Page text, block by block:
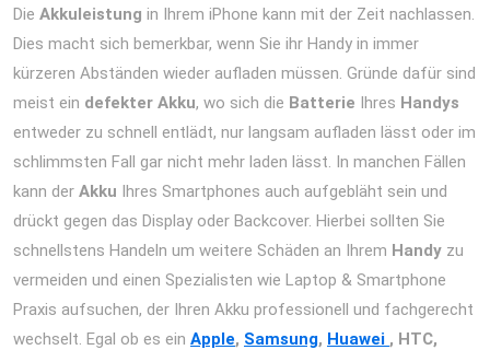
Die Akkuleistung in Ihrem iPhone kann mit der Zeit nachlassen.
Dies macht sich bemerkbar, wenn Sie ihr Handy in immer
kürzeren Abständen wieder aufladen müssen. Gründe dafür sind
meist ein defekter Akku, wo sich die Batterie Ihres Handys
entweder zu schnell entlädt, nur langsam aufladen lässt oder im
schlimmsten Fall gar nicht mehr laden lässt. In manchen Fällen
kann der Akku Ihres Smartphones auch aufgebläht sein und
drückt gegen das Display oder Backcover. Hierbei sollten Sie
schnellstens Handeln um weitere Schäden an Ihrem Handy zu
vermeiden und einen Spezialisten wie Laptop & Smartphone
Praxis aufsuchen, der Ihren Akku professionell und fachgerecht
wechselt. Egal ob es ein Apple, Samsung, Huawei , HTC,